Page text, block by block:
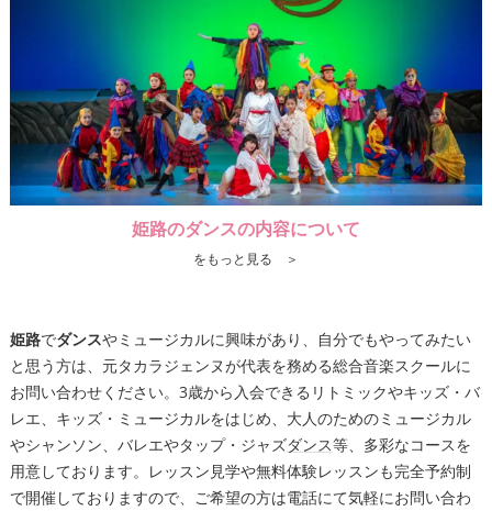
姫路のダンスの内容について
をもっと見る ＞
姫路でダンスやミュージカルに興味があり、自分でもやってみたい
と思う方は、元タカラジェンヌが代表を務める総合音楽スクールに
お問い合わせください。3歳から入会できるリトミックやキッズ・バ
レエ、キッズ・ミュージカルをはじめ、大人のためのミュージカル
やシャンソン、バレエやタップ・ジャズダンス等、多彩なコースを
用意しております。レッスン見学や無料体験レッスンも完全予約制
で開催しておりますので、ご希望の方は電話にて気軽にお問い合わ